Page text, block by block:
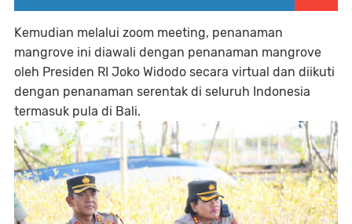
Kemudian melalui zoom meeting, penanaman
mangrove ini diawali dengan penanaman mangrove
oleh Presiden RI Joko Widodo secara virtual dan diikuti
dengan penanaman serentak di seluruh Indonesia
termasuk pula di Bali.